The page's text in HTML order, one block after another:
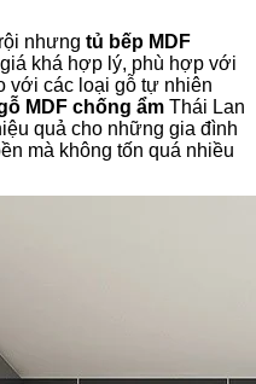
nhưng tủ bếp MDF
khá hợp lý, phù hợp với
với các loại gỗ tự nhiên
MDF chống ẩm Thái Lan
quả cho những gia đình
mà không tốn quá nhiều